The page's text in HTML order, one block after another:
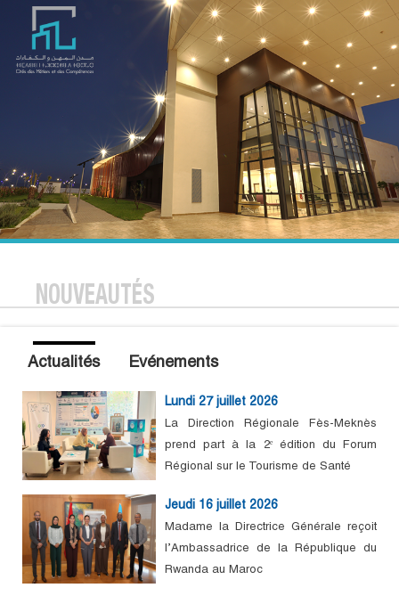
NOUVEAUTÉS
Actualités Evénements
Lundi 27 juillet 2026
La Direction Régionale Fès-Meknès
prend part à la 2ᵉ édition du Forum
Régional sur le Tourisme de Santé
Jeudi 16 juillet 2026
Madame la Directrice Générale reçoit
l’Ambassadrice de la République du
Rwanda au Maroc